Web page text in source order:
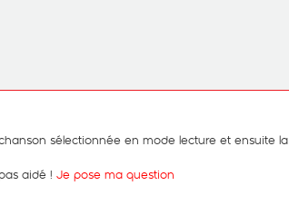
sélectionnée en mode lecture et ensuite la
aidé ! Je pose ma question